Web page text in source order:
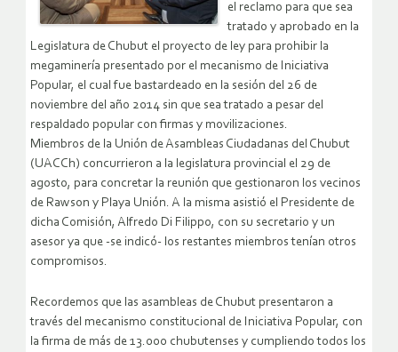
el reclamo para que sea
tratado y aprobado en la
Legislatura de Chubut el proyecto de ley para prohibir la
megaminería presentado por el mecanismo de Iniciativa
Popular, el cual fue bastardeado en la sesión del 26 de
noviembre del año 2014 sin que sea tratado a pesar del
respaldado popular con firmas y movilizaciones.
Miembros de la Unión de Asambleas Ciudadanas del Chubut
(UACCh) concurrieron a la legislatura provincial el 29 de
agosto, para concretar la reunión que gestionaron los vecinos
de Rawson y Playa Unión. A la misma asistió el Presidente de
dicha Comisión, Alfredo Di Filippo, con su secretario y un
asesor ya que -se indicó- los restantes miembros tenían otros
compromisos.
Recordemos que las asambleas de Chubut presentaron a
través del mecanismo constitucional de Iniciativa Popular, con
la firma de más de 13.000 chubutenses y cumpliendo todos los